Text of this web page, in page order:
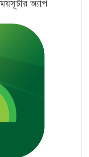
অ্যাপ